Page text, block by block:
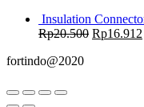
Insulation
Rp20.500 Rp16.912
fortindo@2020